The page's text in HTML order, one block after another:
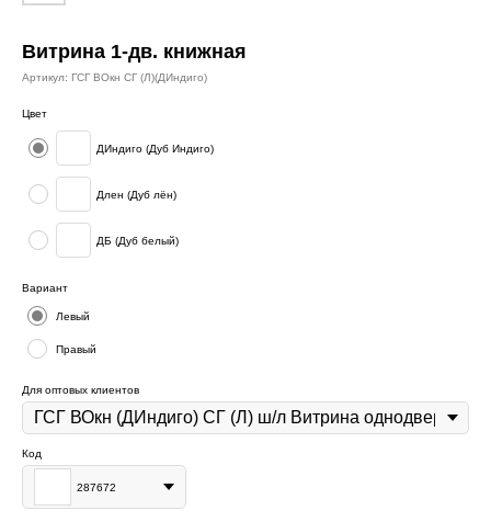
Витрина 1-дв. книжная
Артикул: ГСГ ВОкн СГ (Л)(ДИндиго)
Цвет
ДИндиго (Дуб Индиго)
Длен (Дуб лён)
ДБ (Дуб белый)
Вариант
Левый
Правый
Для оптовых клиентов
Код
287672